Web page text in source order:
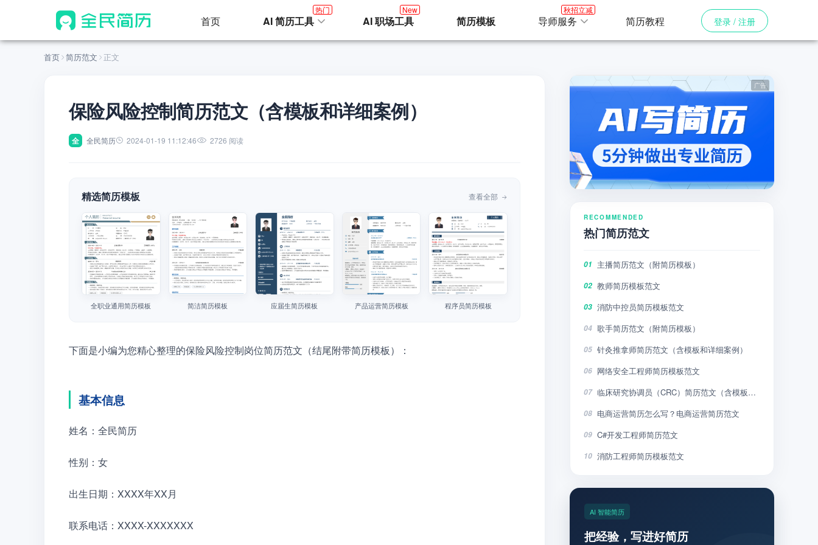
首页 AI 简历工具
热门
AI 职场工具
New
简历模板 导师服务
秋招立减
简历教程 登录 / 注册
首页 简历范文 正文
保险风险控制简历范文（含模板和详细案例）
全 全民简历 2024-01-19 11:12:46 2726 阅读
精选简历模板 查看全部
全职业通用简历模板 简洁简历模板 应届生简历模板 产品运营简历模板 程序员简历模板
下面是小编为您精心整理的保险风险控制岗位简历范文（结尾附带简历模板）：
基本信息
姓名：全民简历
性别：女
出生日期：XXXX年XX月
联系电话：XXXX-XXXXXXX
RECOMMENDED
热门简历范文
01 主播简历范文（附简历模板）
02 教师简历模板范文
03 消防中控员简历模板范文
04 歌手简历范文（附简历模板）
05 针灸推拿师简历范文（含模板和详细案例）
06 网络安全工程师简历模板范文
07 临床研究协调员（CRC）简历范文（含模板和详细案例）
08 电商运营简历怎么写？电商运营简历范文
09 C#开发工程师简历范文
10 消防工程师简历模板范文
AI 智能简历
把经验，写进好简历